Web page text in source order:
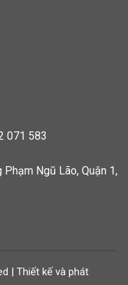
071 583
Ngũ Lão, Quận 1,
| Thiết kế và phát